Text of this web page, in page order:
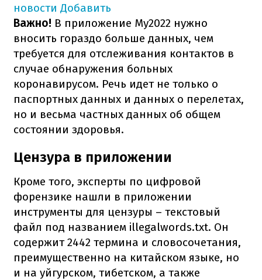
новости Добавить
Важно! В приложение My2022 нужно
вносить гораздо больше данных, чем
требуется для отслеживания контактов в
случае обнаружения больных
коронавирусом. Речь идет не только о
паспортных данных и данных о перелетах,
но и весьма частных данных об общем
состоянии здоровья.
Цензура в приложении
Кроме того, эксперты по цифровой
форензике нашли в приложении
инструменты для цензуры – текстовый
файл под названием illegalwords.txt. Он
содержит 2442 термина и словосочетания,
преимущественно на китайском языке, но
и на уйгурском, тибетском, а также